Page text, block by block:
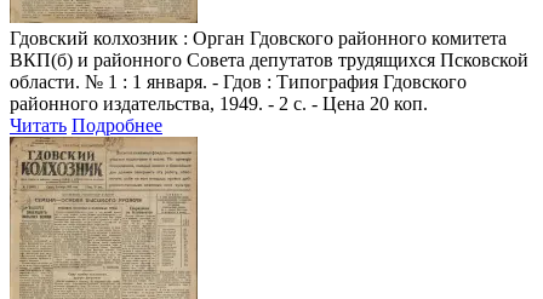
Гдовский колхозник : Орган Гдовского районного комитета
ВКП(б) и районного Совета депутатов трудящихся Псковской
области. № 1 : 1 января. - Гдов : Типография Гдовского
районного издательства, 1949. - 2 с. - Цена 20 коп.
Читать Подробнее